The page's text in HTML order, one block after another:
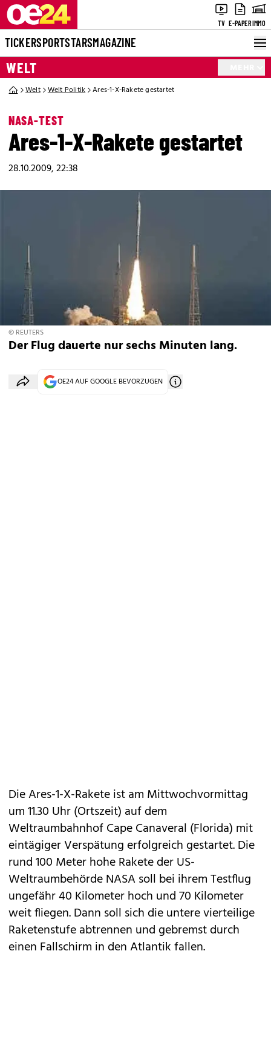
TV E-PAPERIMMO
TICKERSPORTSTARSMAGAZINE
WELT
Welt Welt Politik Ares-1-X-Rakete gestartet
NASA-TEST
Ares-1-X-Rakete gestartet
28.10.2009, 22:38
© REUTERS
Der Flug dauerte nur sechs Minuten lang.
OE24 AUF GOOGLE BEVORZUGEN
Die Ares-1-X-Rakete ist am Mittwochvormittag
um 11.30 Uhr (Ortszeit) auf dem
Weltraumbahnhof Cape Canaveral (Florida) mit
eintägiger Verspätung erfolgreich gestartet. Die
rund 100 Meter hohe Rakete der US-
WeltraumbehördeNASAsoll bei ihrem Testflug
ungefähr 40 Kilometer hoch und 70 Kilometer
weit fliegen. Dann soll sich die untere vierteilige
Raketenstufe abtrennen und gebremst durch
einen Fallschirm in den Atlantik fallen.